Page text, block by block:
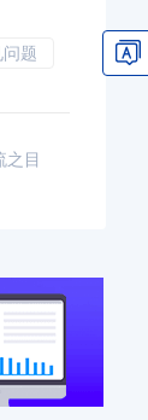
题
目